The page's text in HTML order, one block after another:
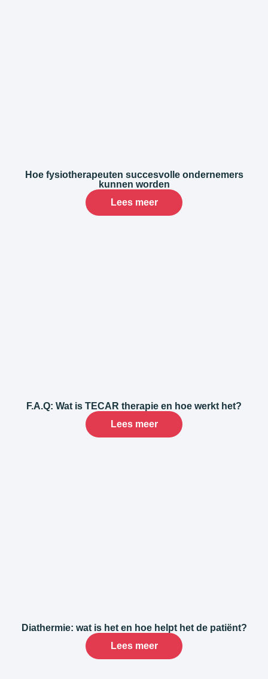
Hoe fysiotherapeuten succesvolle ondernemers
kunnen worden
Lees meer
F.A.Q: Wat is TECAR therapie en hoe werkt het?
Lees meer
Diathermie: wat is het en hoe helpt het de patiënt?
Lees meer